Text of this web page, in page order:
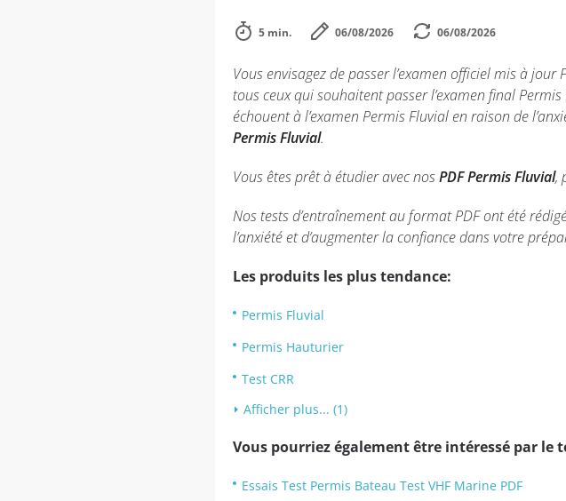
5 min. 06/08/2026 06/08/2026
Vous envisagez de passer l’examen officiel mis à jour
tous ceux qui souhaitent passer l’examen final
échouent à l’examen Permis Fluvial en raison de
Permis Fluvial.
Vous êtes prêt à étudier avec nosPDF Permis Fluvial,
Nos tests d’entraînement au format PDF ont été
l’anxiété et d’augmenter la confiance dans votre
Les produits les plus tendance:
Permis Fluvial
Permis Hauturier
Test CRR
Afficher plus... (1)
Vous pourriez également être intéressé par le
Essais Test Permis Bateau Test VHF Marine PDF